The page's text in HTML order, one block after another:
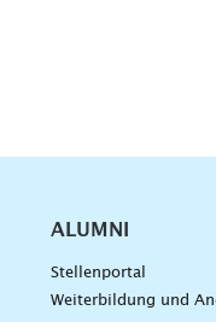
ALUMNI
Stellenportal
Weiterbildung und